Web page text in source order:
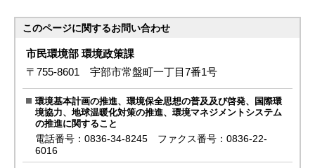
このページに関するお問い合わせ
市民環境部 環境政策課
〒755-8601 宇部市常盤町一丁目7番1号
環境基本計画の推進、環境保全思想の普及及び啓発、国際環
境協力、地球温暖化対策の推進、環境マネジメントシステム
の推進に関すること
電話番号：0836-34-8245 ファクス番号：0836-22-
6016